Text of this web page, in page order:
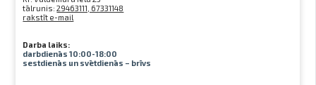
tālrunis:29463111, 67331148
rakstīt e-mail
Darba laiks:
darbdienās 10:00-18:00
sestdienās un svētdienās – brīvs